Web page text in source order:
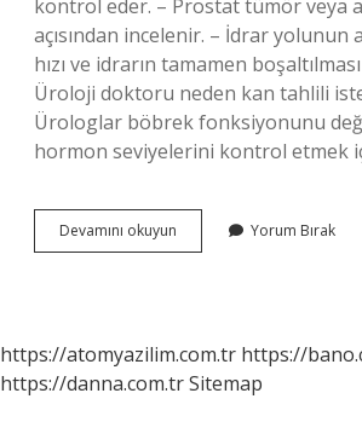
kontrol eder. – Prostat tümör veya
açısından incelenir. – İdrar yolunun
hızı ve idrarın tamamen
Üroloji doktoru neden kan tahlili
Ürologlar böbrek fonksiyonunu
hormon seviyelerini kontrol etmek
Devamını okuyun
Bölümü
Yorum Bırak
https://atomyazilim.com.tr https://
https://danna.com.trSitemap